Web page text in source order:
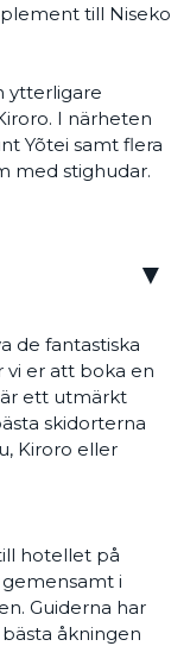
till Niseko
ytterligare
I närheten
Yõtei samt flera
med stighudar.
de fantastiska
vi er att boka en
ett utmärkt
skidorterna
Kiroro eller
hotellet på
i
Guiderna har
åkningen